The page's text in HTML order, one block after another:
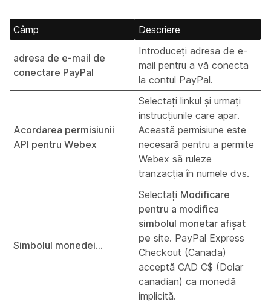
Câmp Descriere
adresa de e-mail de
conectare PayPal
Introduceți adresa de e-
mail pentru a vă conecta
la contul PayPal.
Acordarea permisiunii
API pentru Webex
Selectați linkul și urmați
instrucțiunile care apar.
Această permisiune este
necesară pentru a permite
Webex să ruleze
tranzacția în numele dvs.
Simbolul monedei...
Selectați Modificare
pentru a modifica
simbolul monetar afișat
pe site. PayPal Express
Checkout (Canada)
acceptă CAD C$ (Dolar
canadian) ca monedă
implicită.